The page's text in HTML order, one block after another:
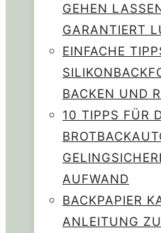
GEHEN
GARANTIERT
EINFACHE
BACKEN UND
10 TIPPS FÜR
AUFWAND
BACKPAPIER
ANLEITUNG